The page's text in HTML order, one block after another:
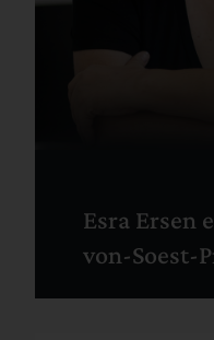
Esra Ersen
von-Soest-